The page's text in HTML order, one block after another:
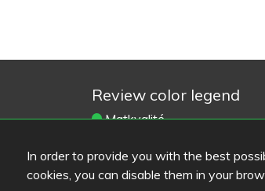
In order to provide you with the best
cookies, you can disable them in your
Review color legend
Matkvalité
Pris/kvalité